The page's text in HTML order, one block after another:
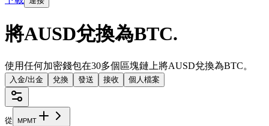
將AUSD兌換為BTC.
使用任何加密錢包在30多個區塊鏈上將AUSD兌換為BTC。
入金/出金 兌換 發送 接收 個人檔案
從 MPMT